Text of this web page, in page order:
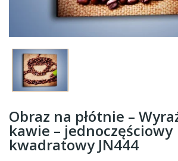
Obraz na płótnie –
kawie – jednoczęściowy
kwadratowy JN444